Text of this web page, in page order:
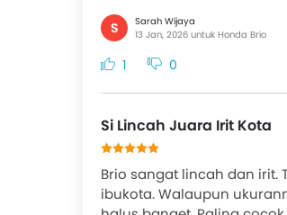
S
Sarah Wijaya
13 Jan, 2026 untuk Honda Brio
1 0
Si Lincah Juara Irit Kota
Brio sangat lincah dan irit.
ibukota. Walaupun